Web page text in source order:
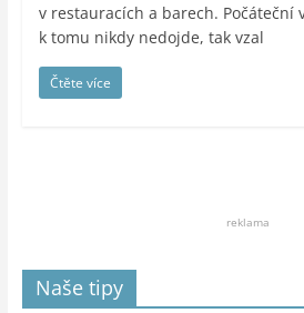
v restauracích a barech. Počáteční
k tomu nikdy nedojde, tak vzal
Čtěte více
reklama
Naše tipy